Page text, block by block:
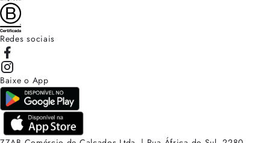
Redes sociais
Baixe o App